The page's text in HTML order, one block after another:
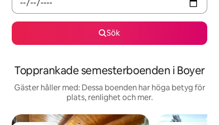
Sök
Topprankade semesterboenden i Boyer
Gäster håller med: Dessa boenden har höga betyg för
plats, renlighet och mer.